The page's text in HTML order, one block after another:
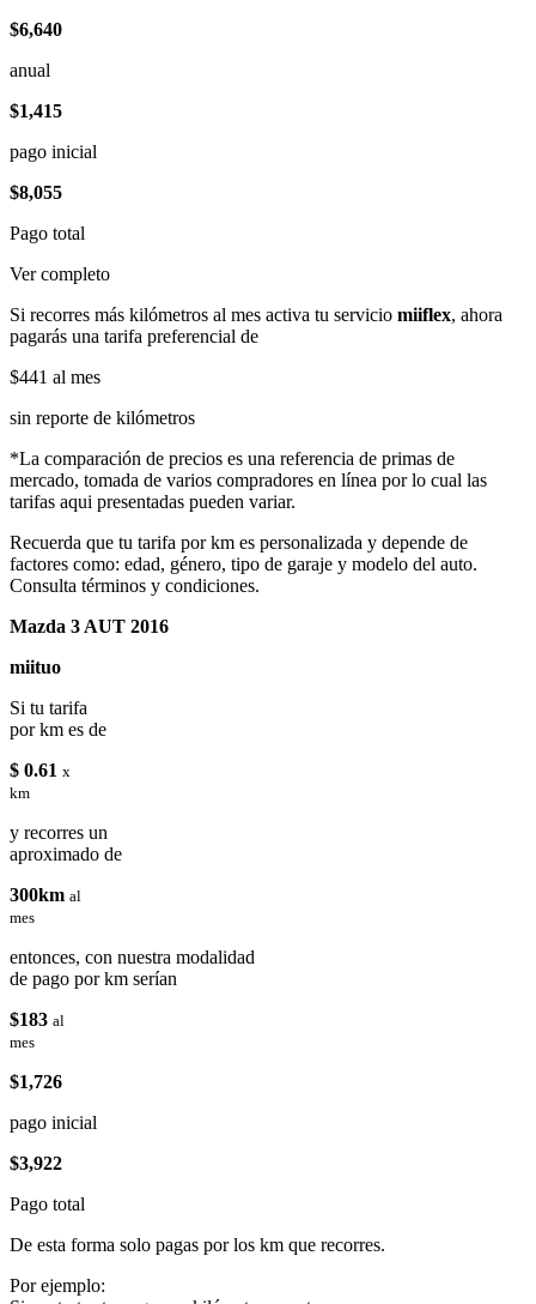
$6,640
anual
$1,415
pago inicial
$8,055
Pago total
Ver completo
Si recorres más kilómetros al mes activa tu servicio miiflex, ahora
pagarás una tarifa preferencial de
$441 al mes
sin reporte de kilómetros
*La comparación de precios es una referencia de primas de
mercado, tomada de varios compradores en línea por lo cual las
tarifas aqui presentadas pueden variar.
Recuerda que tu tarifa por km es personalizada y depende de
factores como: edad, género, tipo de garaje y modelo del auto.
Consulta términos y condiciones.
Mazda 3 AUT 2016
miituo
Si tu tarifa
por km es de
$ 0.61 x
km
y recorres un
aproximado de
300km al
mes
entonces, con nuestra modalidad
de pago por km serían
$183 al
mes
$1,726
pago inicial
$3,922
Pago total
De esta forma solo pagas por los km que recorres.
Por ejemplo: